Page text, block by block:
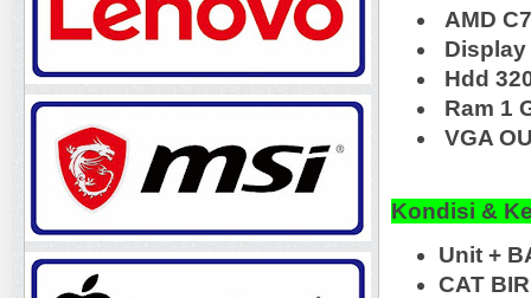
AMD
Hdd
Ram 1
VGA
Kondisi &
Unit +
CAT